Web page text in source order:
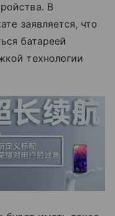
В
заявляется, что
батареей
технологии